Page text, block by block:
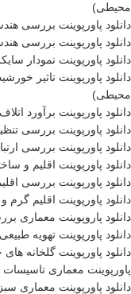
محیطی)
دانلود پاورپوینت بررسی
دانلود پاورپوینت بررسی
دانلود پاورپوینت نمودار
دانلود پاورپوینت تاثیر
محیطی)
دانلود پاورپوینت برآورد
دانلود پاورپوینت بررسی
دانلود پاورپوینت بررسی
دانلود پاورپوینت اقلیم و
دانلود پاورپوینت بررسی
دانلود پاورپوینت اقلیم
دانلود پاروپوینت معماری
دانلود پاورپوینت تهویه
دانلود پاورپوینت گلخانه
پاورپوینت معماری
دانلود پاورپوینت معماری